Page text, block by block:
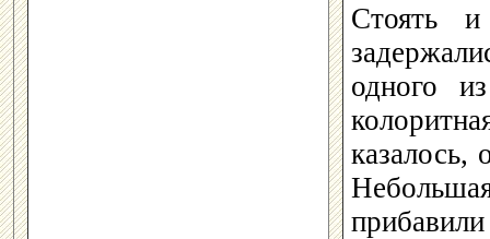
Стоять
одного
казалось,